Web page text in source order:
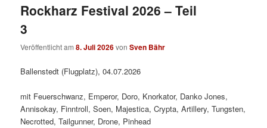
Rockharz Festival 2026 – Teil
3
Veröffentlicht am8. Juli 2026vonSven Bähr
Ballenstedt (Flugplatz), 04.07.2026
mit Feuerschwanz, Emperor, Doro, Knorkator, Danko Jones,
Annisokay, Finntroll, Soen, Majestica, Crypta, Artillery, Tungsten,
Necrotted, Tailgunner, Drone, Pinhead